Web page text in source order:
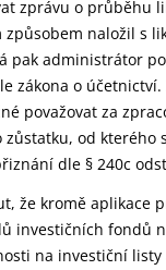
zprávu o průběhu
způsobem naložil s
pak administrátor
zákona o
považovat za
od kterého
dle § 240c
že kromě aplikace
investičních fondů
na investiční listy